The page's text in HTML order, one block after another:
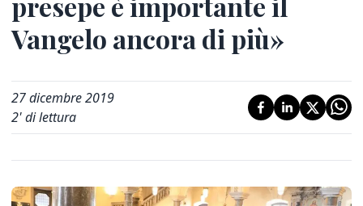
Vangelo ancora di più»
27 dicembre 2019
2' di lettura